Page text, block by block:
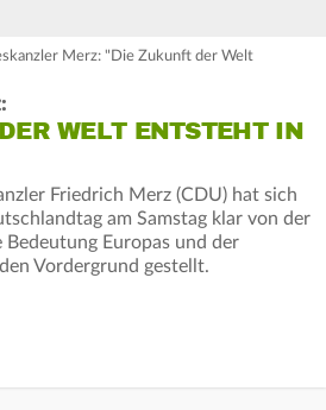
Merz: "Die Zukunft der Welt
WELT ENTSTEHT IN
Friedrich Merz (CDU) hat sich
am Samstag klar von der
Europas und der
Vordergrund gestellt.